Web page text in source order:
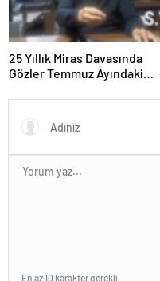
25 Yıllık Miras Davasında
Gözler Temmuz Ayındaki
En az 10 karakter gerekli